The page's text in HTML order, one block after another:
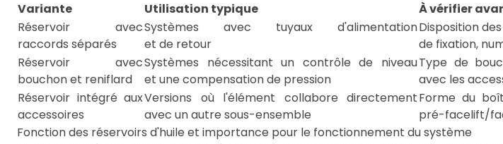
Variante
Utilisation typique À vérifier
Réservoir avec
raccords séparés
Systèmes avec tuyaux d'alimentation
et de retour
Disposition
de fixation,
Réservoir avec
bouchon et reniflard
Systèmes nécessitant un contrôle de niveau
et une compensation de pression
Type de
avec les
Réservoir intégré aux
accessoires
Versions où l'élément collabore directement
avec un autre sous-ensemble
Forme du
pré-facelift/
Fonction des réservoirs d'huile et importance pour le fonctionnement du système